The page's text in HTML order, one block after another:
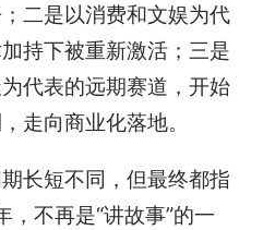
二是以消费和文娱为代
持下被重新激活；三是
代表的远期赛道，开始
走向商业化落地。
长短不同，但最终都指
不再是“讲故事”的一